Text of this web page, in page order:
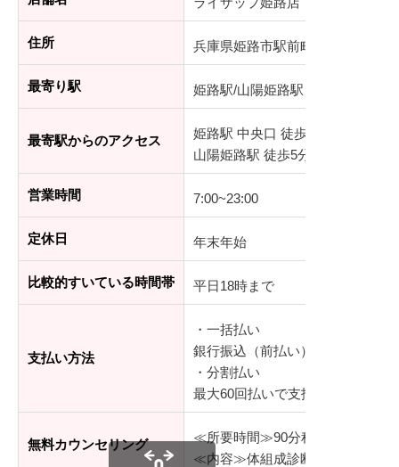
住所 兵庫県姫路市駅前町-338番地
最寄り駅 姫路駅/山陽姫路駅
最寄駅からのアクセス
姫路駅 中央口 徒歩5分
山陽姫路駅 徒歩5分
営業時間 7:00~23:00
定休日 年末年始
比較的すいている時間帯 平日18時まで
支払い方法
・一括払い
銀行振込（前払い）、デビット
・分割払い
最大60回払いで支払可能
無料カウンセリング
≪所要時間≫90分程度
≪内容≫体組成診断、シミュレー